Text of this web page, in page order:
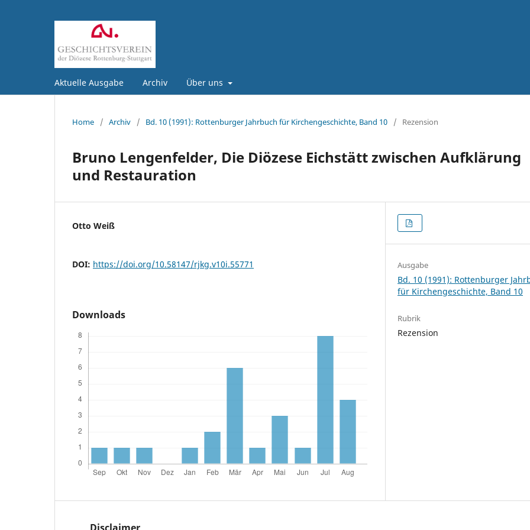
Aktuelle Ausgabe Archiv Über uns
Home / Archiv / Bd. 10 (1991): Rottenburger Jahrbuch für Kirchengeschichte, Band 10 / Rezension
Bruno Lengenfelder, Die Diözese Eichstätt zwischen Aufklärung
und Restauration
Otto Weiß
DOI: https://doi.org/10.58147/rjkg.v10i.55771
Downloads
Ausgabe
Bd. 10 (1991): Rottenburger
für Kirchengeschichte, Band 10
Rubrik
Rezension